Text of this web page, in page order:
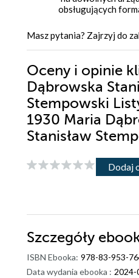
obsługujących
Masz pytania? Zajrzyj do
Oceny i opinie
Dąbrowska
Stempowski
1930 Maria
Stanisław
Dodaj
Szczegóły
ISBN Ebooka: 978-83-953-
Data wydania ebooka : 2024-